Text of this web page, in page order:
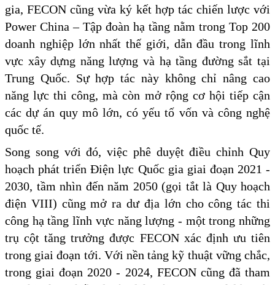
gia, FECON cũng vừa ký kết hợp tác chiến lược với
Power China – Tập đoàn hạ tầng nằm trong Top 200
doanh nghiệp lớn nhất thế giới, dẫn đầu trong lĩnh
vực xây dựng năng lượng và hạ tầng đường sắt tại
Trung Quốc. Sự hợp tác này không chỉ nâng cao
năng lực thi công, mà còn mở rộng cơ hội tiếp cận
các dự án quy mô lớn, có yếu tố vốn và công nghệ
quốc tế.
Song song với đó, việc phê duyệt điều chỉnh Quy
hoạch phát triển Điện lực Quốc gia giai đoạn 2021 -
2030, tầm nhìn đến năm 2050 (gọi tắt là Quy hoạch
điện VIII) cũng mở ra dư địa lớn cho công tác thi
công hạ tầng lĩnh vực năng lượng - một trong những
trụ cột tăng trưởng được FECON xác định ưu tiên
trong giai đoạn tới. Với nền tảng kỹ thuật vững chắc,
trong giai đoạn 2020 - 2024, FECON cũng đã tham